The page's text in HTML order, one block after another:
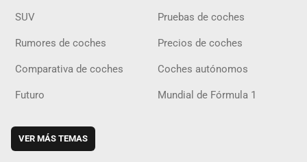
SUV Pruebas de coches
Rumores de coches Precios de coches
Comparativa de coches Coches autónomos
Futuro Mundial de Fórmula 1
VER MÁS TEMAS